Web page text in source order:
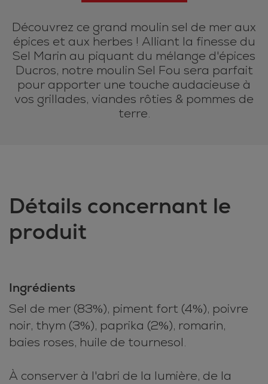
Découvrez ce grand moulin sel de mer aux
épices et aux herbes ! Alliant la finesse du
Sel Marin au piquant du mélange d'épices
Ducros, notre moulin Sel Fou sera parfait
pour apporter une touche audacieuse à
vos grillades, viandes rôties & pommes de
terre.
Détails concernant le
produit
Ingrédients
Sel de mer (83%), piment fort (4%), poivre
noir, thym (3%), paprika (2%), romarin,
baies roses, huile de tournesol.
À conserver à l'abri de la lumière, de la